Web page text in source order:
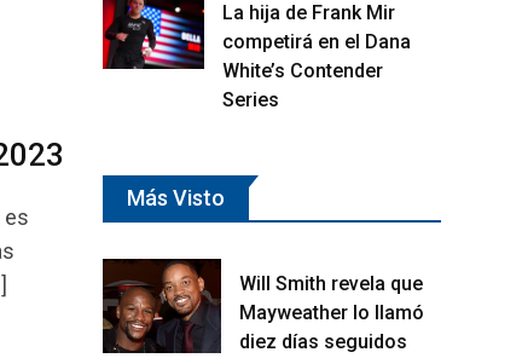
es
La hija de Frank Mir
competirá en el Dana
White’s Contender
Series
Más Visto
Will Smith revela que
Mayweather lo llamó
diez días seguidos